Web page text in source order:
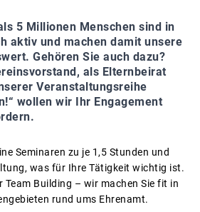
5 Millionen Menschen sind in
aktiv und machen damit unsere
Gehören Sie auch dazu?
als Elternbeirat
Veranstaltungsreihe
wollen wir Ihr Engagement
Seminaren zu je 1,5 Stunden und
was für Ihre Tätigkeit wichtig ist.
Team Building – wir machen Sie fit in
rund ums Ehrenamt.